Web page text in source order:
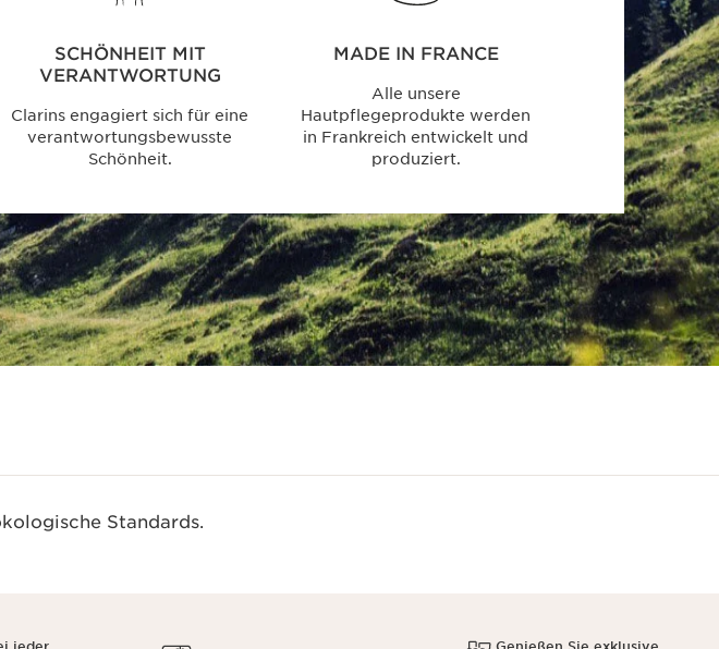
SCHÖNHEIT MIT
VERANTWORTUNG
Clarins engagiert sich für eine
verantwortungsbewusste
Schönheit.
MADE IN FRANCE
Alle unsere
Hautpflegeprodukte werden
in Frankreich entwickelt und
produziert.
Standards.